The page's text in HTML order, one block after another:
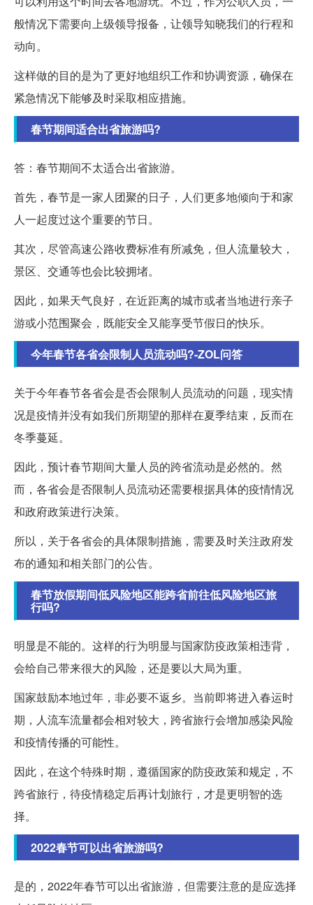
般情况下需要向上级领导报备，让领导知晓我们的行程和
动向。
这样做的目的是为了更好地组织工作和协调资源，确保在
紧急情况下能够及时采取相应措施。
春节期间适合出省旅游吗?
答：春节期间不太适合出省旅游。
首先，春节是一家人团聚的日子，人们更多地倾向于和家
人一起度过这个重要的节日。
其次，尽管高速公路收费标准有所减免，但人流量较大，
景区、交通等也会比较拥堵。
因此，如果天气良好，在近距离的城市或者当地进行亲子
游或小范围聚会，既能安全又能享受节假日的快乐。
今年春节各省会限制人员流动吗?-ZOL问答
关于今年春节各省会是否会限制人员流动的问题，现实情
况是疫情并没有如我们所期望的那样在夏季结束，反而在
冬季蔓延。
因此，预计春节期间大量人员的跨省流动是必然的。然
而，各省会是否限制人员流动还需要根据具体的疫情情况
和政府政策进行决策。
所以，关于各省会的具体限制措施，需要及时关注政府发
布的通知和相关部门的公告。
春节放假期间低风险地区能跨省前往低风险地区旅
行吗?
明显是不能的。这样的行为明显与国家防疫政策相违背，
会给自己带来很大的风险，还是要以大局为重。
国家鼓励本地过年，非必要不返乡。当前即将进入春运时
期，人流车流量都会相对较大，跨省旅行会增加感染风险
和疫情传播的可能性。
因此，在这个特殊时期，遵循国家的防疫政策和规定，不
跨省旅行，待疫情稳定后再计划旅行，才是更明智的选
择。
2022春节可以出省旅游吗?
是的，2022年春节可以出省旅游，但需要注意的是应选择